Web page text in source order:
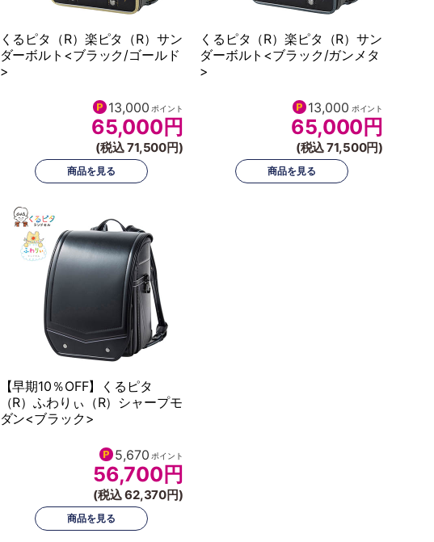
くるピタ（R）楽ピタ（R）サン
ダーボルト<ブラック/ゴールド
>
13,000 ポイント
65,000 円
(税込 71,500円)
くるピタ（R）楽ピタ（R）サン
ダーボルト<ブラック/ガンメタ
>
13,000 ポイント
65,000 円
(税込 71,500円)
【早期10％OFF】くるピタ
（R）ふわりぃ（R）シャープモ
ダン<ブラック>
5,670 ポイント
56,700 円
(税込 62,370円)